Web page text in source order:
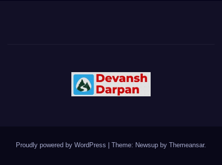
Proudly powered by WordPress Theme: Newsup by Themeansar.